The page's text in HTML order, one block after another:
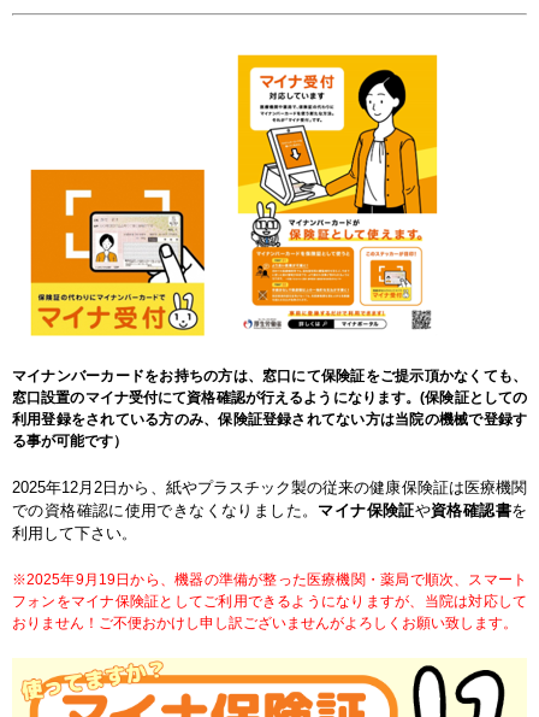
マイナンバーカードをお持ちの方は、窓口にて保険証をご提示頂かなくても、
窓口設置のマイナ受付にて資格確認が行えるようになります。(保険証としての
利用登録をされている方のみ、保険証登録されてない方は当院の機械で登録す
る事が可能です）
2025年12月2日から、紙やプラスチック製の従来の健康保険証は医療機関
での資格確認に使用できなくなりました。 マイナ保険証や資格確認書を
利用して下さい。
※2025年9月19日から、機器の準備が整った医療機関・薬局で順次、スマート
フォンをマイナ保険証としてご利用できるようになりますが、当院は対応して
おりません！ご不便おかけし申し訳ございませんがよろしくお願い致します。